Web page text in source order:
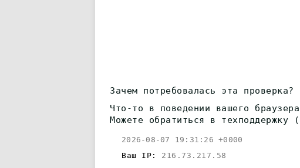
Зачем потребовалась эта проверка?
Что-то в поведении вашего
Можете обратиться в
2026-08-07 19:31:26 +0000
Ваш IP: 216.73.217.58